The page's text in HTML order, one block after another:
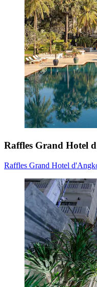
Raffles Grand Hotel
Raffles Grand Hotel